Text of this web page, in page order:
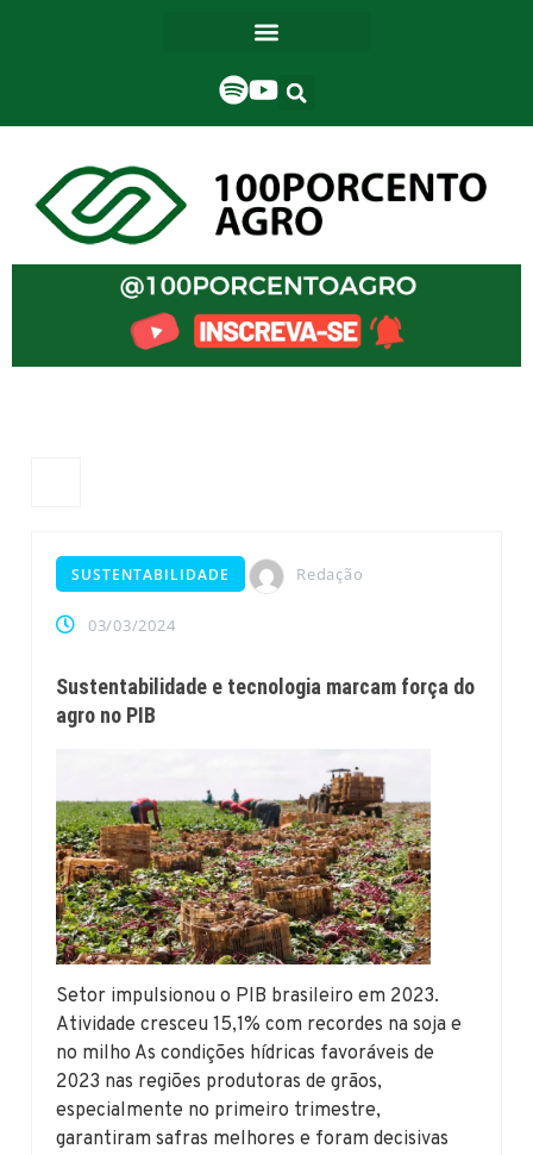
SUSTENTABILIDADE Redação
03/03/2024
Sustentabilidade e tecnologia marcam força do
agro no PIB
Setor impulsionou o PIB brasileiro em 2023.
Atividade cresceu 15,1% com recordes na soja e
no milho As condições hídricas favoráveis de
2023 nas regiões produtoras de grãos,
especialmente no primeiro trimestre,
garantiram safras melhores e foram decisivas